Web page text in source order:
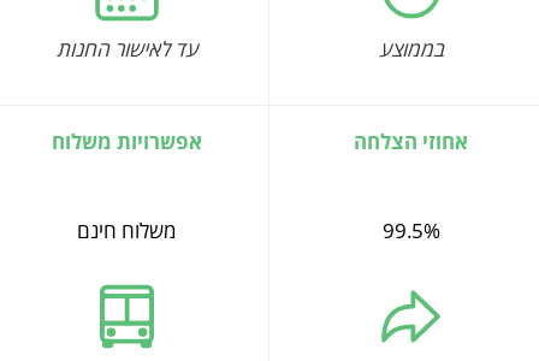
בממוצע עד לאישור החנות
אחוזי הצלחה
99.5%
אפשרויות משלוח
משלוח חינם